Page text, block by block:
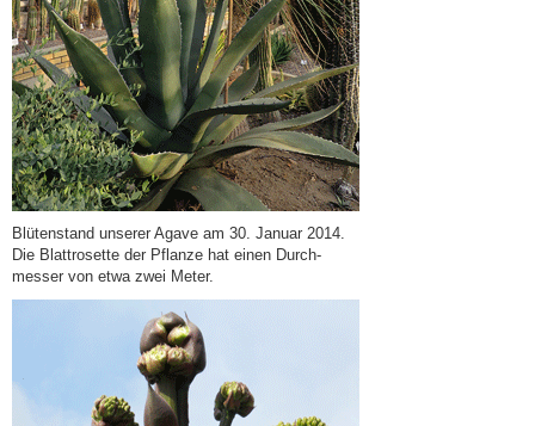
Blütenstand unserer Agave am 30. Januar 2014.
Die Blattrosette der Pflanze hat einen Durch-
messer von etwa zwei Meter.